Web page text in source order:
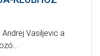
Vasiljevic a